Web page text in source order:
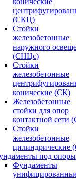
(СКЦ)
Стойки
железобетонные
наружного
(СНЦс)
Стойки
железобетонные
конические (СК)
Железобетонные
стойки для опор
контактной сети
Стойки
железобетонные
цилиндрические
под опоры
Фундаменты